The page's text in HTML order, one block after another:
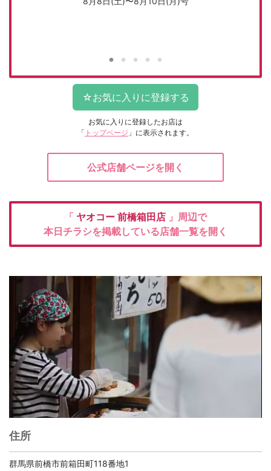
お気に入りに登録したお店は
「 トップページ 」に表示されます。
公式店舗ページを開く
「 ヤオコー 前橋箱田店 」周辺で
本日チラシを掲載している店舗一覧を開く
住所
群馬県前橋市前箱田町118番地1